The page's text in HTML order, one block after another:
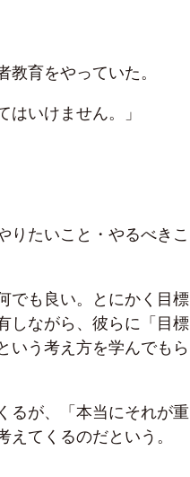
育をやっていた。
はいけません。」
りたいこと・やるべきこ
でも良い。とにかく目標
しながら、彼らに「目標
いう考え方を学んでもら
るが、「本当にそれが重
てくるのだという。